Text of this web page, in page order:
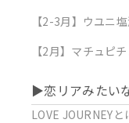
【2-3月】ウユニ
【2月】マチュピ
▶︎恋リアみたい
LOVE JOURNEYと